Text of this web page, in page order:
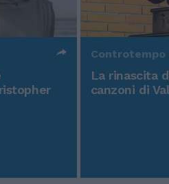
Controtempo
La rinascita
canzoni di